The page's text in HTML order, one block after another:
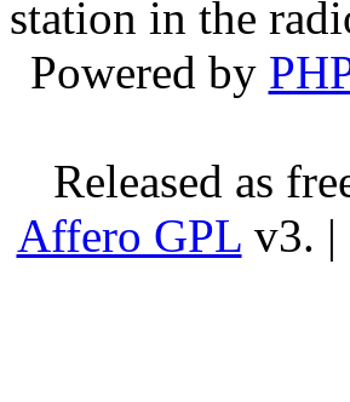
station in the
Powered by
Released as
Affero GPL v3. |